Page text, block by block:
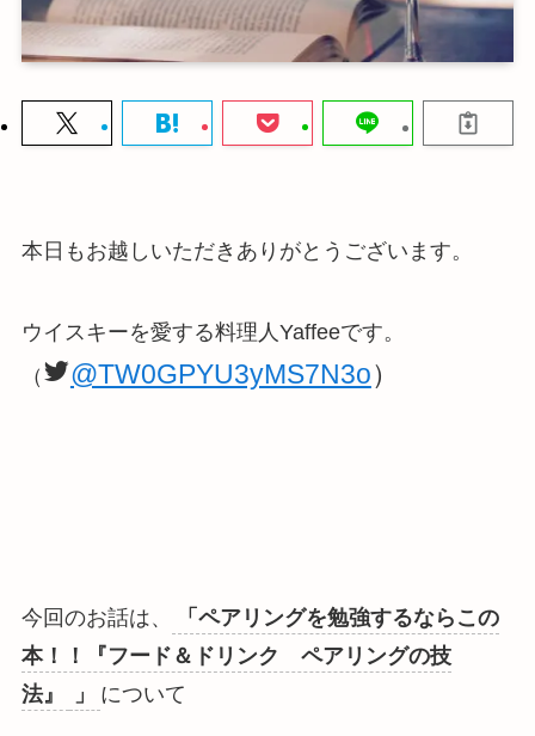
本日もお越しいただきありがとうございます。
ウイスキーを愛する料理人Yaffeeです。
（
@TW0GPYU3yMS7N3o）
今回のお話は、
「ペアリングを勉強するならこの
本！！『フード＆ドリンク ペアリングの技
法』
」 について